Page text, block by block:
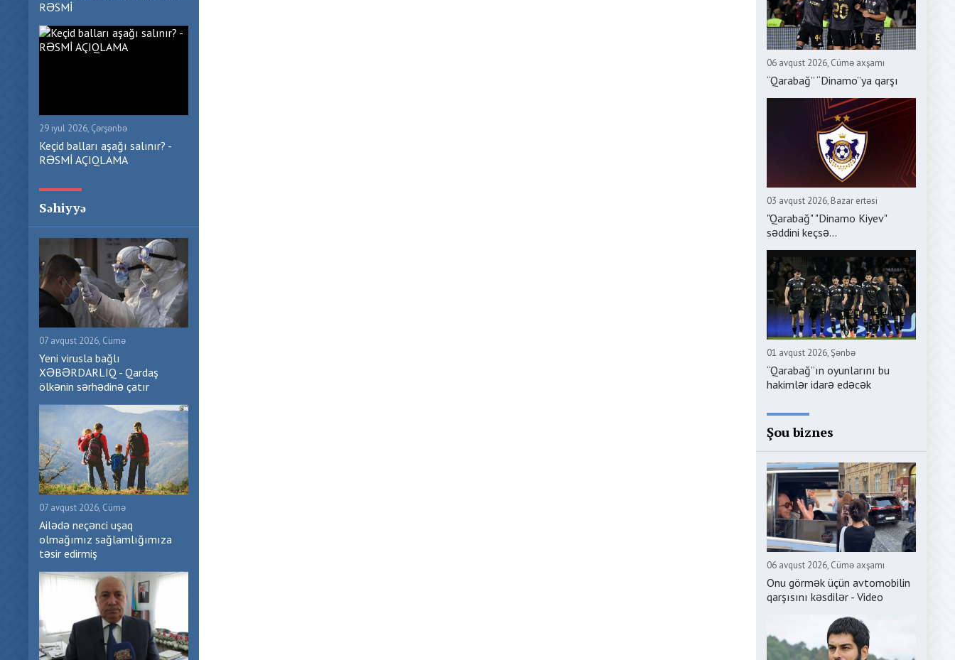
RƏSMİ
29 iyul 2026, Çərşənbə
Keçid balları aşağı salınır? -
RƏSMİ AÇIQLAMA
Səhiyyə
07 avqust 2026, Cümə
Yeni virusla bağlı
XƏBƏRDARLIQ - Qardaş
ölkənin sərhədinə çatır
07 avqust 2026, Cümə
Ailədə neçənci uşaq
olmağımız sağlamlığımıza
təsir edirmiş
06 avqust 2026, Cümə axşamı
“Qarabağ” “Dinamo”ya qarşı
03 avqust 2026, Bazar ertəsi
"Qarabağ" "Dinamo Kiyev"
səddini keçsə...
01 avqust 2026, Şənbə
“Qarabağ”ın oyunlarını bu
hakimlər idarə edəcək
Şou biznes
06 avqust 2026, Cümə axşamı
Onu görmək üçün avtomobilin
qarşısını kəsdilər - Video